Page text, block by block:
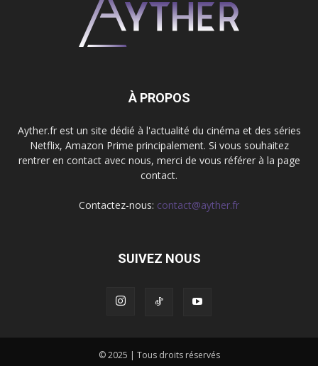
À PROPOS
Ayther.fr est un site dédié à l'actualité du cinéma et des séries
Netflix, Amazon Prime principalement. Si vous souhaitez
rentrer en contact avec nous, merci de vous référer à la page
contact.
Contactez-nous: contact@ayther.fr
SUIVEZ NOUS
© 2025 | Tous droits réservés